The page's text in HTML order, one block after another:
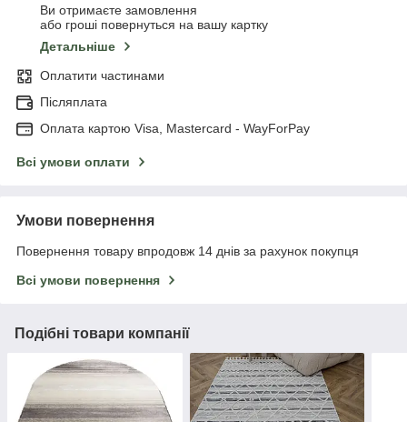
Ви отримаєте замовлення
або гроші повернуться на вашу картку
Детальніше
Оплатити частинами
Післяплата
Оплата картою Visa, Mastercard - WayForPay
Всі умови оплати
Умови повернення
Повернення товару впродовж 14 днів за рахунок покупця
Всі умови повернення
Подібні товари компанії